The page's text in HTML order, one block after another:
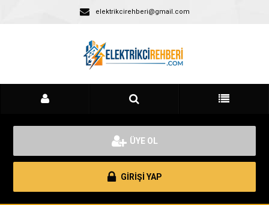
elektrikcirehberi@gmail.com
ÜYE OL
GİRİŞİ YAP